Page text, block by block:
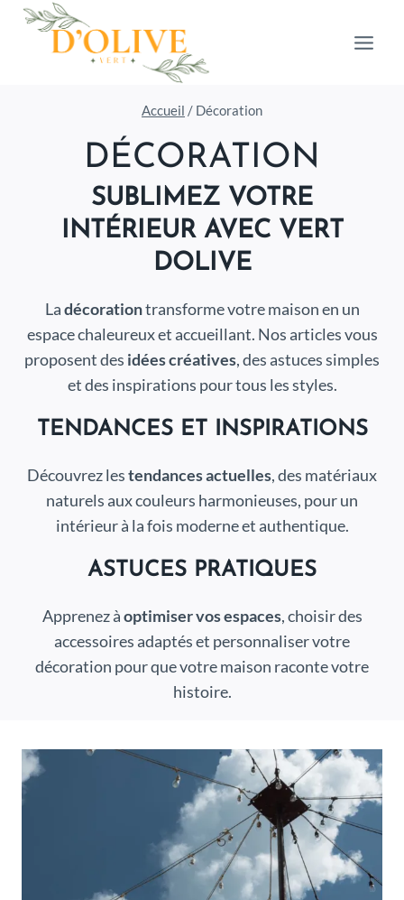
Aller
Accueil / Décoration
DÉCORATION
SUBLIMEZ VOTRE
INTÉRIEUR AVEC VERT
DOLIVE
Ladécorationtransforme votre maison en un
espace chaleureux et accueillant. Nos articles vous
proposent des idées créatives, des astuces simples
et des inspirations pour tous les styles.
TENDANCES ET INSPIRATIONS
Découvrez lestendances actuelles, des matériaux
naturels aux couleurs harmonieuses, pour un
intérieur à la fois moderne et authentique.
ASTUCES PRATIQUES
Apprenez àoptimiser vos espaces, choisir des
accessoires adaptés et personnaliser votre
décoration pour que votre maison raconte votre
histoire.